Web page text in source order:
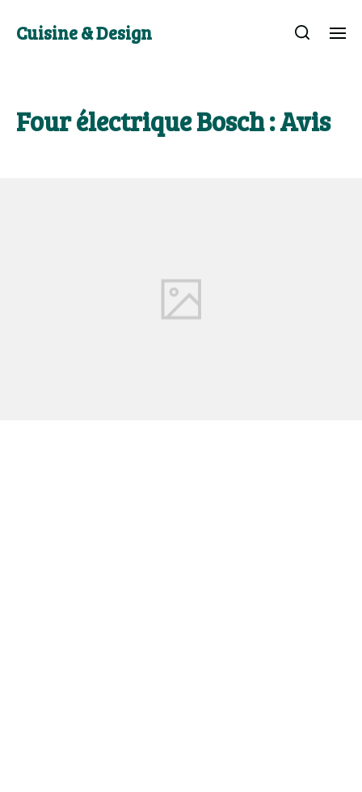
Cuisine & Design
Four électrique Bosch : Avis